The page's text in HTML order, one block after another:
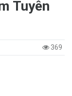
Tuyên
369